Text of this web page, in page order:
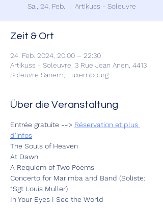
Sa., 24. Feb.
  |
Artikuss - Soleuvre
Zeit & Ort
24. Feb. 2024, 20:00 – 22:30
Artikuss - Soleuvre, 3 Rue Jean Anen, 4413
Soleuvre Sanem, Luxembourg
Über die Veranstaltung
Entrée gratuite --> Réservation et plus
d'infos
The Souls of Heaven
At Dawn
A Requiem of Two Poems
Concerto for Marimba and Band (Soliste:
1Sgt Louis Muller)
In Your Eyes I See the World